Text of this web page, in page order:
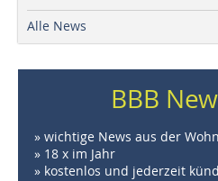
Alle News
BBB
» wichtige News aus der
» 18 x im Jahr
» kostenlos und jederzeit